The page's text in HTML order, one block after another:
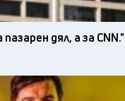
дял, а за CNN."